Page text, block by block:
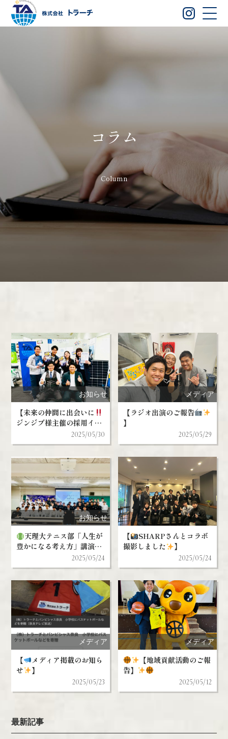
コラム
Column
お知らせ
【未来の仲間に出会いに
ジンジブ様主催の採用イベ
ントに参加いたしました
】
2025/05/30
メディア
【ラジオ出演のご報告
】
2025/05/29
お知らせ
天理大テニス部「人生が
豊かになる考え方」講演会
2025/05/24
【
SHARPさんとコラボ
撮影しました
】
2025/05/24
メディア
【
メディア掲載のお知ら
せ
】
2025/05/23
メディア
【地域貢献活動のご報
告】
2025/05/12
最新記事